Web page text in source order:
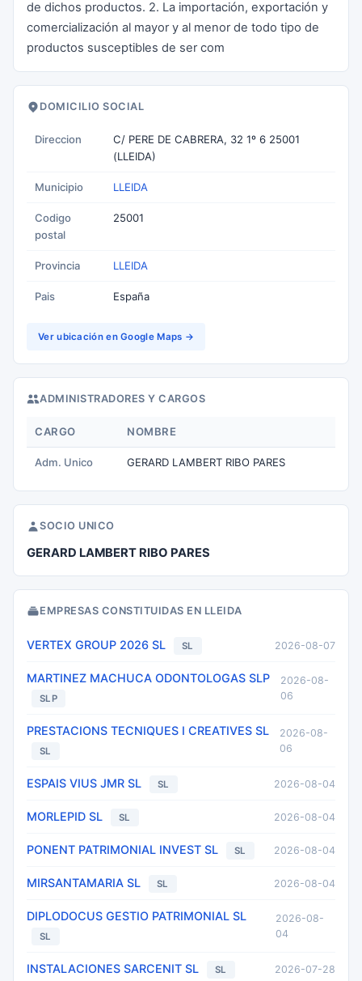
de dichos productos. 2. La importación, exportación y
comercialización al mayor y al menor de todo tipo de
productos susceptibles de ser com
DOMICILIO SOCIAL
Direccion
C/ PERE DE CABRERA, 32 1º 6 25001
(LLEIDA)
Municipio LLEIDA
Codigo
postal
25001
Provincia LLEIDA
Pais España
Ver ubicación en Google Maps →
ADMINISTRADORES Y CARGOS
CARGO NOMBRE
Adm. Unico GERARD LAMBERT RIBO PARES
SOCIO UNICO
GERARD LAMBERT RIBO PARES
EMPRESAS CONSTITUIDAS EN LLEIDA
VERTEX GROUP 2026 SL SL 2026-08-07
MARTINEZ MACHUCA ODONTOLOGAS SLP
SLP
2026-08-
06
PRESTACIONS TECNIQUES I CREATIVES SL
SL
2026-08-
06
ESPAIS VIUS JMR SL SL 2026-08-04
MORLEPID SL SL 2026-08-04
PONENT PATRIMONIAL INVEST SL SL 2026-08-04
MIRSANTAMARIA SL SL 2026-08-04
DIPLODOCUS GESTIO PATRIMONIAL SL
SL
2026-08-
04
INSTALACIONES SARCENIT SL SL 2026-07-28